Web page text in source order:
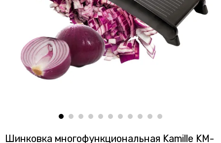
Шинковка многофункциональная Kamille KM-